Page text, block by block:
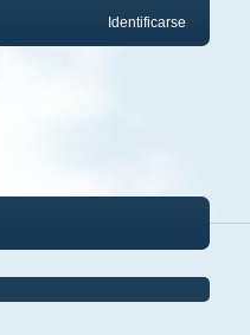
Identificarse